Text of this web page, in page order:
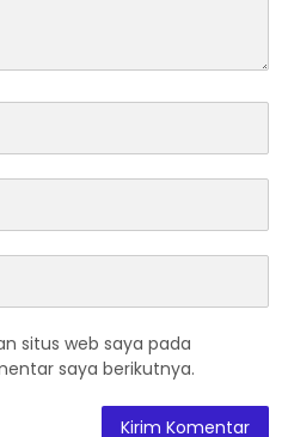
situs web saya pada
saya berikutnya.